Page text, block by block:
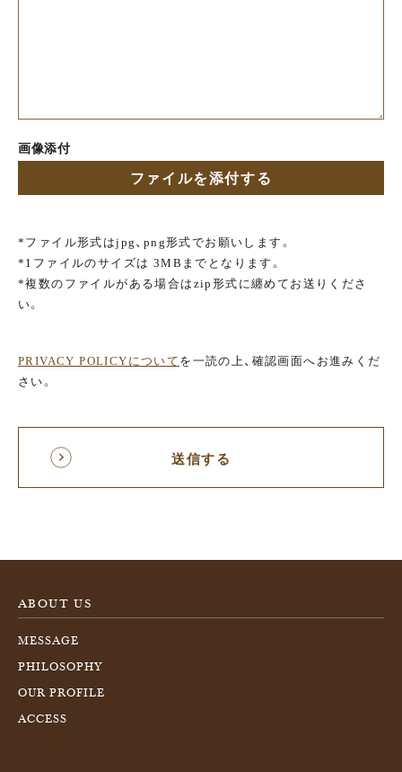
画像添付
ファイルを添付する
*ファイル形式はjpg、png形式でお願いします。
*1ファイルのサイズは 3MBまでとなります。
*複数のファイルがある場合はzip形式に纏めてお送りくださ
い。
PRIVACY POLICYについてを一読の上、確認画面へお進みくだ
さい。
ABOUT US
MESSAGE
PHILOSOPHY
OUR PROFILE
ACCESS